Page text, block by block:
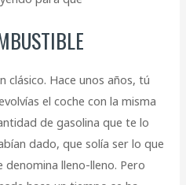
clásico. Hace unos años, tú
el coche con la misma
de gasolina que te lo
dado, que solía ser lo que
denomina lleno-lleno. Pero